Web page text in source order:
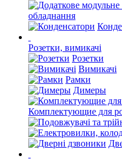
обладнання
Розетки, вимикачі
Розетки
Вимикачі
Рамки
Димеры
Комплектующие для